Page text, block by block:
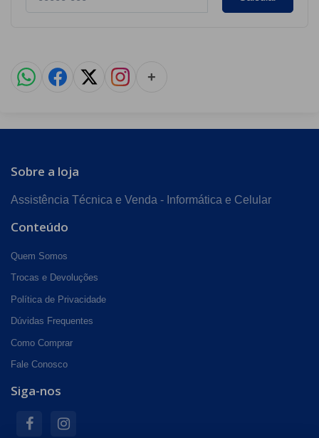
+
Sobre a loja
Assistência Técnica e Venda - Informática e Celular
Conteúdo
Quem Somos
Trocas e Devoluções
Política de Privacidade
Dúvidas Frequentes
Como Comprar
Fale Conosco
Siga-nos